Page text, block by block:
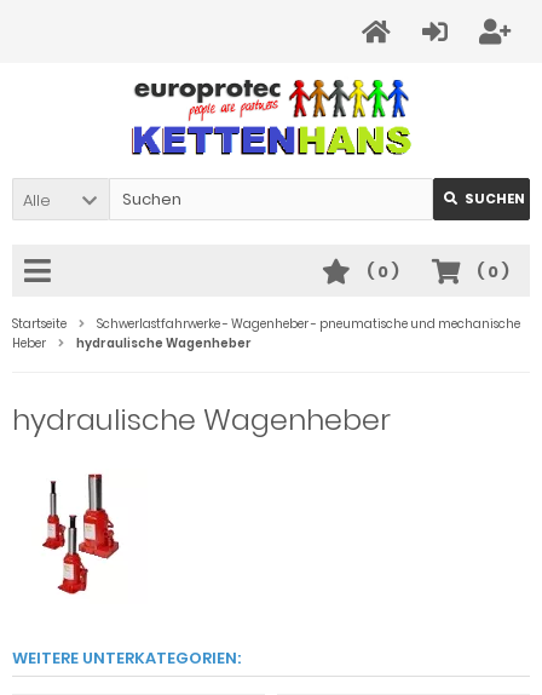
Alle SUCHEN
( 0)
( 0)
Startseite
Schwerlastfahrwerke - Wagenheber - pneumatische und mechanische
Heber
hydraulische Wagenheber
hydraulische Wagenheber
WEITERE UNTERKATEGORIEN: